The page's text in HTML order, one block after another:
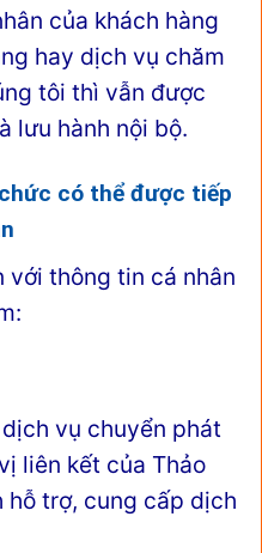
của khách hàng
hay dịch vụ chăm
tôi thì vẫn được
lưu hành nội bộ.
có thể được tiếp
thông tin cá nhân
vụ chuyển phát
liên kết của Thảo
hỗ trợ, cung cấp dịch